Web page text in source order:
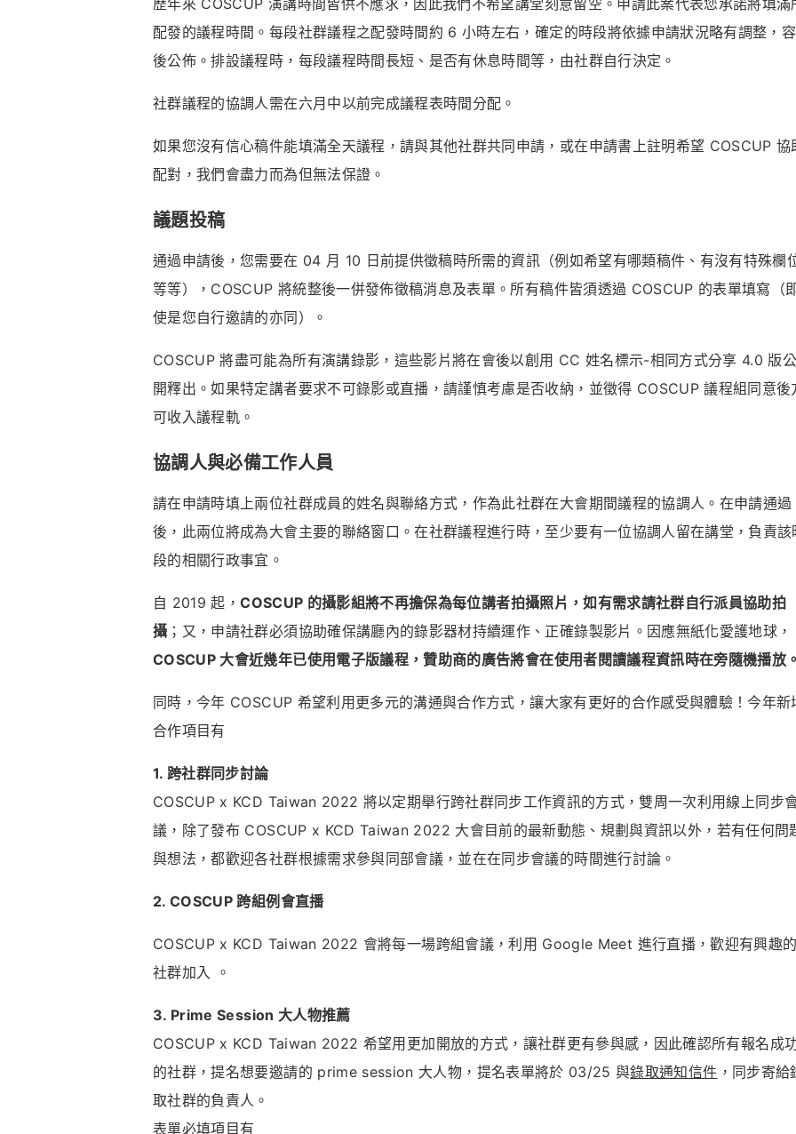
歷年來 COSCUP 演講時間皆供不應求，因此我們不希望講堂刻意留空。申請此案代表您承諾將填滿
配發的議程時間。每段社群議程之配發時間約 6 小時左右，確定的時段將依據申請狀況略有調整，容
後公佈。排設議程時，每段議程時間長短、是否有休息時間等，由社群自行決定。
社群議程的協調人需在六月中以前完成議程表時間分配。
如果您沒有信心稿件能填滿全天議程，請與其他社群共同申請，或在申請書上註明希望 COSCUP 協
配對，我們會盡力而為但無法保證。
議題投稿
通過申請後，您需要在 04 月 10 日前提供徵稿時所需的資訊（例如希望有哪類稿件、有沒有特殊欄
等等），COSCUP 將統整後一併發佈徵稿消息及表單。所有稿件皆須透過 COSCUP 的表單填寫（
使是您自行邀請的亦同）。
COSCUP 將盡可能為所有演講錄影，這些影片將在會後以創用 CC 姓名標示-相同方式分享 4.0 版
開釋出。如果特定講者要求不可錄影或直播，請謹慎考慮是否收納，並徵得 COSCUP 議程組同意後
可收入議程軌。
協調人與必備工作人員
請在申請時填上兩位社群成員的姓名與聯絡方式，作為此社群在大會期間議程的協調人。在申請通過
後，此兩位將成為大會主要的聯絡窗口。在社群議程進行時，至少要有一位協調人留在講堂，負責該
段的相關行政事宜。
自 2019 起，COSCUP 的攝影組將不再擔保為每位講者拍攝照片，如有需求請社群自行派員協助拍
攝 ；又，申請社群必須協助確保講廳內的錄影器材持續運作、正確錄製影片。 因應無紙化愛護地球，
COSCUP 大會近幾年已使用電子版議程，贊助商的廣告將會在使用者閱讀議程資訊時在旁隨機播放
同時，今年 COSCUP 希望利用更多元的溝通與合作方式，讓大家有更好的合作感受與體驗！今年新
合作項目有
1. 跨社群同步討論
COSCUP x KCD Taiwan 2022 將以定期舉行跨社群同步工作資訊的方式，雙周一次利用線上同步
議，除了發布 COSCUP x KCD Taiwan 2022 大會目前的最新動態、規劃與資訊以外，若有任何問
與想法，都歡迎各社群根據需求參與同部會議，並在在同步會議的時間進行討論。
2. COSCUP 跨組例會直播
COSCUP x KCD Taiwan 2022 會將每一場跨組會議，利用 Google Meet 進行直播，歡迎有興趣
社群加入 。
3. Prime Session 大人物推薦
COSCUP x KCD Taiwan 2022 希望用更加開放的方式，讓社群更有參與感，因此確認所有報名成
的社群，提名想要邀請的 prime session 大人物，提名表單將於 03/25 與錄取通知信件 ，同步寄給
取社群的負責人。
表單必填項目有